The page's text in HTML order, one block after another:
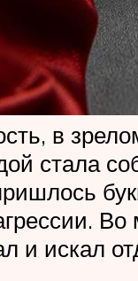
в
стала
и искал